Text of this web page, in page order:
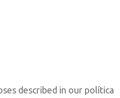
described in our política